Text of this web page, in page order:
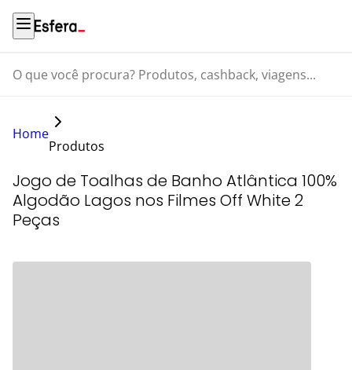
O que você procura? Produtos, cashback, viagens...
Home
Produtos
Jogo de Toalhas de Banho Atlântica 100%
Algodão Lagos nos Filmes Off White 2
Peças